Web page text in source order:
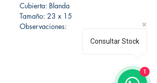
Cubierta: Blanda
Tamaño: 23 x 15
Observaciones:
Consultar Stock
1